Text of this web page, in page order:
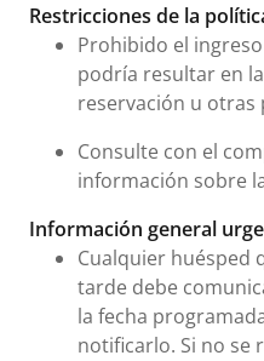
Restricciones de la
Prohibido el
podría resultar en
reservación u otras
Consulte con el
información sobre
Información general
Cualquier huésped
tarde debe
la fecha
notificarlo. Si no se